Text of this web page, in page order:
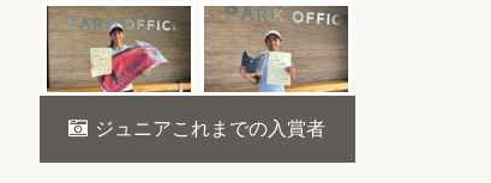
ジュニアこれまでの入賞者